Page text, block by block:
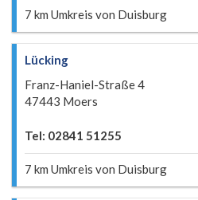
7 km Umkreis von Duisburg
Lücking
Franz-Haniel-Straße 4
47443 Moers
Tel: 02841 51255
7 km Umkreis von Duisburg